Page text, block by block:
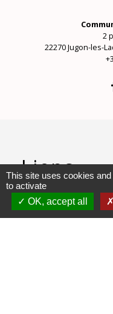
2
22270 Jugon-les-
Liens
Communauté
Lamballe Terre et
This site uses cookies
to activate
OK, accept all